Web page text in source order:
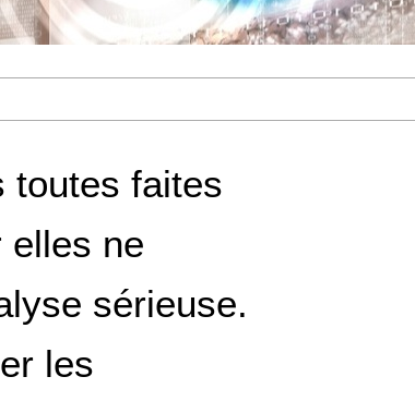
toutes faites
elles ne
sérieuse.
les